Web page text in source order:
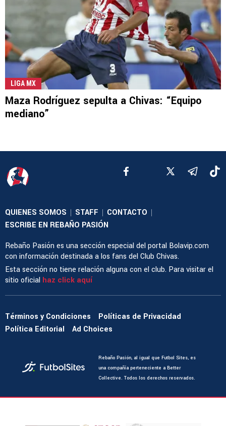
LIGA MX
Maza Rodríguez sepulta a Chivas: “Equipo
mediano”
QUIENES SOMOS | STAFF | CONTACTO |
ESCRIBE EN REBAÑO PASIÓN
Rebaño Pasión es una sección especial del portal Bolavip.com
con información destinada a los fans del Club Chivas.
Esta sección no tiene relación alguna con el club. Para visitar el
sitio oficial haz click aquí
Términos y Condiciones
Políticas de Privacidad
Política Editorial
Ad Choices
Rebaño Pasión, al igual que Futbol Sites, es
una compañía perteneciente a Better
Collective. Todos los derechos reservados.